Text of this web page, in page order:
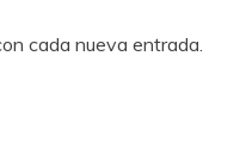
cada nueva entrada.